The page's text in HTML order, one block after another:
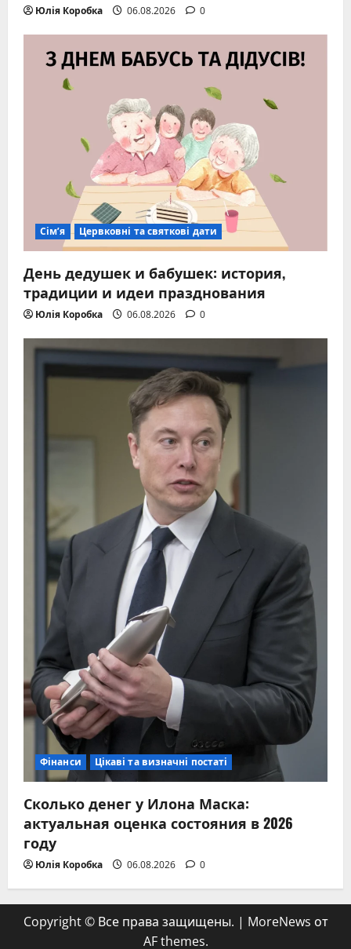
Юлія Коробка 06.08.2026 0
Сім’я Цервковні та святкові дати
День дедушек и бабушек: история,
традиции и идеи празднования
Юлія Коробка 06.08.2026 0
Фінанси Цікаві та визначні постаті
Сколько денег у Илона Маска:
актуальная оценка состояния в 2026
году
Юлія Коробка 06.08.2026 0
Copyright © Все права защищены. | MoreNews от
AF themes.